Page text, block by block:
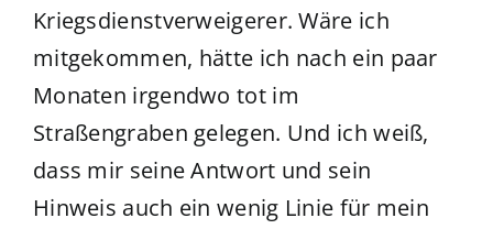
Kriegsdienstverweigerer. Wäre ich
mitgekommen, hätte ich nach ein paar
Monaten irgendwo tot im
Straßengraben gelegen. Und ich weiß,
dass mir seine Antwort und sein
Hinweis auch ein wenig Linie für mein